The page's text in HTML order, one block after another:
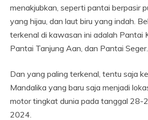
menakjubkan, seperti pantai berpasir
yang hijau, dan laut biru yang indah.
terkenal di kawasan ini adalah Pantai
Pantai Tanjung Aan, dan Pantai Seger.
Dan yang paling terkenal, tentu saja
Mandalika yang baru saja menjadi
motor tingkat dunia pada tanggal 28-
2024.